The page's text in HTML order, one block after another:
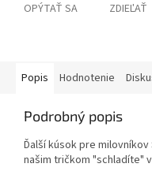
OPÝTAŤ SA ZDIEĽAŤ
Popis Hodnotenie
Podrobný popis
Ďalší kúsok pre
našim tričkom "schladíte"